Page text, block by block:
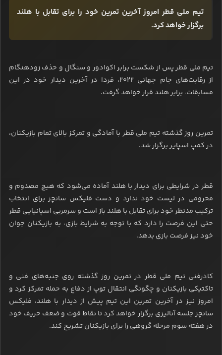
تیم ملی قطر امروز آخرین تمرین خود را برای تقابل با هلند
برگزار خواهد کرد.
تیم ملی قطر پس از شکست برابر اکوادور و سنگال و حذف زودهنگام
از رقابت‌های جام جهانی ۲۰۲۲، فردا در آخرین دیدار خود در این
مسابقات، برابر هلند قرار خواهد گرفت.
تمرین روز گذشته تیم ملی قطر با آمادگی و تمرکز بالای تمام بازیکنان،
در کمپ اسپایر برگزار شد.
قطر در شرایطی برای دیدار با هلند آماده می‌شود که هیچ مصدوم و
محرومی در لیست خود ندارد و دست فلیکس سانچز برای انتخاب
ترکیب مدنظر خود برای تقابل با هلند باز است و سرمربی اسپانیایی قطر
حتی این فرصت را دارد که با توجه به شرایط بازی، به بازیکنان جوان
خود نیز فرصت بازی بدهد.
کادرفنی تیم ملی قطر در تمرین روز گذشته روی جنبه‌های فنی و
تاکتیکی بازیکنان ‌و چگونگی انتقال توپ از دفاع به حمله تمرکز کرد و
امروز نیز در آخرین تمرین این تیم پیش از دیدار با هلند، فلیکس
سانچز جلسه آنالیزی برگزار خواهد کرد تا نقاط قوت و ضعف حریف خود
در هفته سوم مرحله گروهی را برای بازیکنان تشریح کند.